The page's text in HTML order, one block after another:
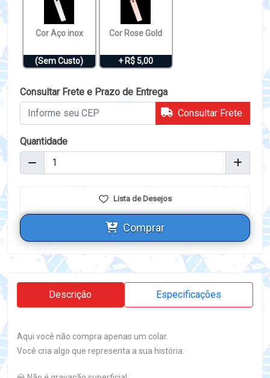
Cor Aço inox
(Sem Custo)
Cor Rose Gold
+ R$ 5,00
Consultar Frete e Prazo de Entrega
Consultar Frete
Quantidade
Lista de Desejos
Comprar
Descrição Especificações
Aqui você não compra apenas um colar.
Você cria algo que representa a sua história.